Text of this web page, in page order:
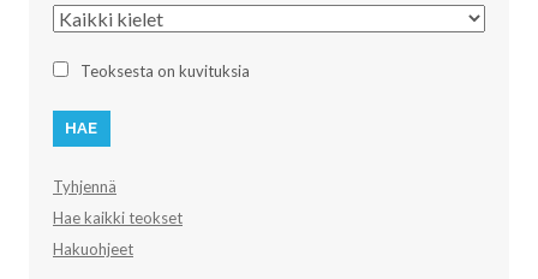
Kieli
Teoksesta on kuvituksia
Tyhjennä
Hae kaikki teokset
Hakuohjeet